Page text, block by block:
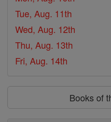
Tue, Aug. 11th
Wed, Aug. 12th
Thu, Aug. 13th
Fri, Aug. 14th
Books of